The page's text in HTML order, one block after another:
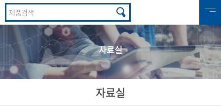
자료실
자료실